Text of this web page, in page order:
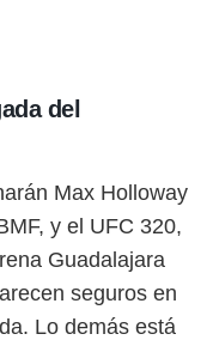
del
Max Holloway
y el UFC 320,
Guadalajara
seguros en
Lo demás está